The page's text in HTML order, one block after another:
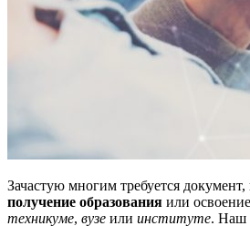
Зачастую многим требуется
получение образования или
техникуме, вузе или институте. Наш